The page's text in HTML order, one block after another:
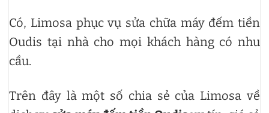
Có, Limosa phục vụ sửa chữa máy đếm tiền
Oudis tại nhà cho mọi khách hàng có nhu
cầu.
Trên đây là một số chia sẻ của Limosa về